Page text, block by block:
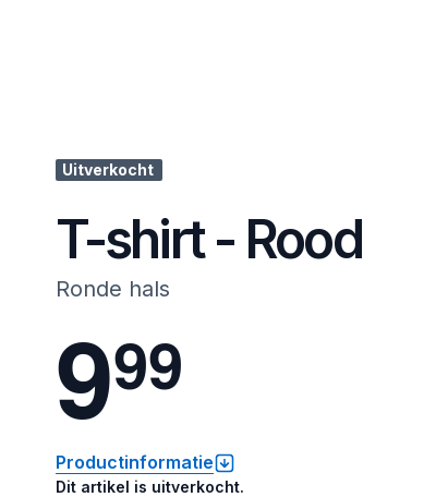
Uitverkocht
T-shirt - Rood
Ronde hals
999
Productinformatie
Dit artikel is uitverkocht.